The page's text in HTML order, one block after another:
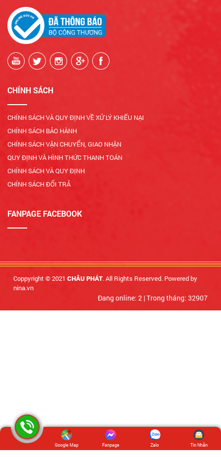
CHÍNH SÁCH
CHÍNH SÁCH VÀ QUY ĐỊNH VỀ XỬ LÝ KHIẾU NẠI
CHÍNH SÁCH BẢO HÀNH
CHÍNH SÁCH VẬN CHUYỂN, GIAO NHẬN
QUY ĐỊNH VÀ HÌNH THỨC THANH TOÁN
CHÍNH SÁCH VÀ QUY ĐỊNH
CHÍNH SÁCH ĐỔI TRẢ
FANPAGE FACEBOOK
Coppyright © 2021 CHÂU PHÁT. All Rights Reserved. Powered by
nina.vn
Đang online: 2 |Trong tháng: 32907
Google Map Fanpage Zalo Tin Nhắn